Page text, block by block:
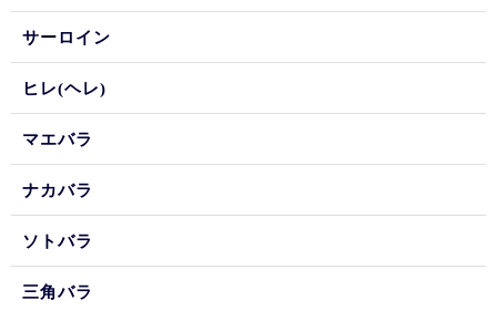
サーロイン
ヒレ(ヘレ)
マエバラ
ナカバラ
ソトバラ
三角バラ